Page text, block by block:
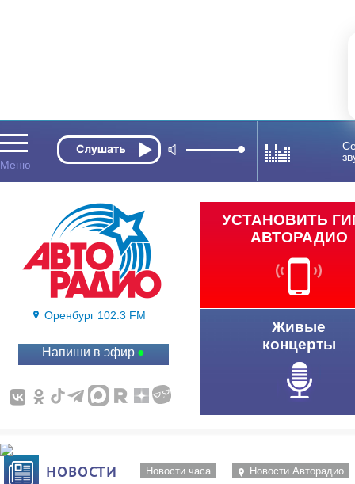
Оренбург 102.3 FM
Напиши в эфир
УСТАНОВИТЬ
АВТОРАДИО
Живые
концерты
НОВОСТИ Новости часа Новости Авторадио